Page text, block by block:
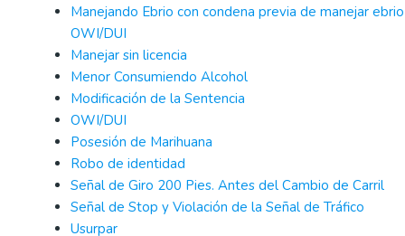
Manejando Ebrio con condena previa de manejar ebrio
OWI/DUI
Manejar sin licencia
Menor Consumiendo Alcohol
Modificación de la Sentencia
OWI/DUI
Posesión de Marihuana
Robo de identidad
Señal de Giro 200 Pies. Antes del Cambio de Carril
Señal de Stop y Violación de la Señal de Tráfico
Usurpar